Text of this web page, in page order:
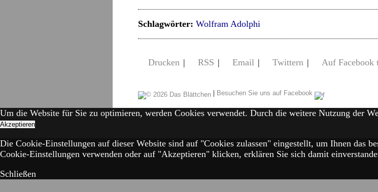
Schlagwörter: Wolfram Adolphi
Drucken | RSS | Email | Twittern | Auf Facebook
| Besuchen Sie uns auf Facebook
Um die Website für Sie zu optimieren, werden Cookies verwendet. Durch die weitere Nutzung der
Akzeptieren
Die Cookie-Einstellungen auf dieser Website sind auf "Cookies zulassen" eingestellt, um Ihnen das
Cookie-Einstellungen verwenden oder auf "Akzeptieren" klicken, erklären Sie sich damit
Schließen